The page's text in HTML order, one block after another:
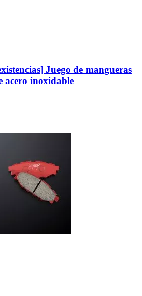
Juego de mangueras
acero inoxidable